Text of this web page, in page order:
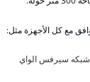
مع كل الأجهزة مثل:
سيرفس الواي